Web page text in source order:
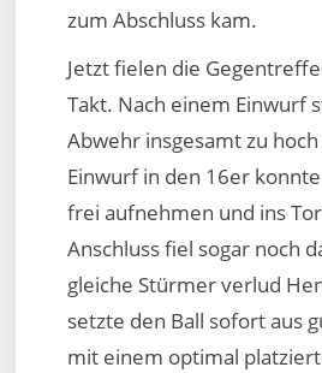
zum Abschluss kam.
Jetzt fielen die
Takt. Nach einem Einwurf
Abwehr insgesamt zu
Einwurf in den 16er
frei aufnehmen und ins
Anschluss fiel sogar noch
gleiche Stürmer verlud
setzte den Ball sofort aus
mit einem optimal